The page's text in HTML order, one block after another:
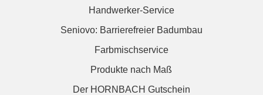
Handwerker-Service
Seniovo: Barrierefreier Badumbau
Farbmischservice
Produkte nach Maß
Der HORNBACH Gutschein